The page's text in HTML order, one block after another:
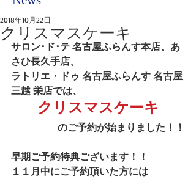
クリスマスケーキ
2018年10月22日
サロン･ド･テ 名古屋ふらんす本店、あ
さひ長久手店、
ラトリエ・ドゥ 名古屋ふらんす 名古屋
三越 栄店では、
クリスマスケーキ
のご予約が始まりました！！
早期ご予約特典ございます！！
１１月中にご予約頂いた方には